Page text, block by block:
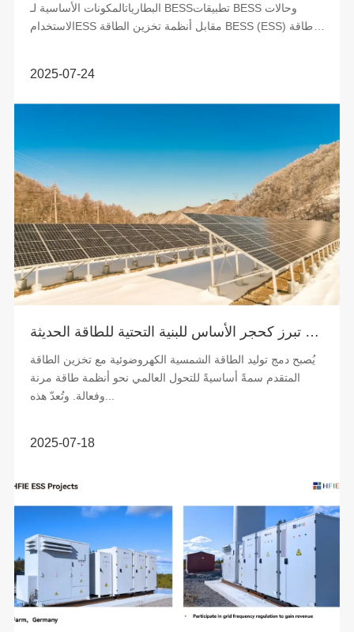
البطارياتالمكونات الأساسية لـ BESSتطبيقات BESS وحالات
الاستخدامESS مقابل أنظمة تخزين الطاقة BESS (ESS) وطاقة
2025-07-24
أنظمة الطاقة الشمسية بالإضافة إلى التخزين تبرز كحجر الأساس للبنية التحتية للطاقة الحديثة
يُصبح دمج توليد الطاقة الشمسية الكهروضوئية مع تخزين الطاقة
المتقدم سمةً أساسيةً للتحول العالمي نحو أنظمة طاقة مرنة
2025-07-18